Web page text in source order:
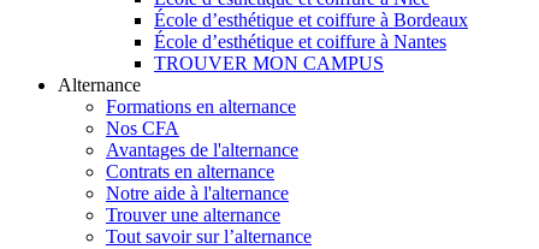
École d’esthétique et coiffure à Bordeaux
École d’esthétique et coiffure à Nantes
TROUVER MON CAMPUS
Alternance
Formations en alternance
Nos CFA
Avantages de l'alternance
Contrats en alternance
Notre aide à l'alternance
Trouver une alternance
Tout savoir sur l’alternance